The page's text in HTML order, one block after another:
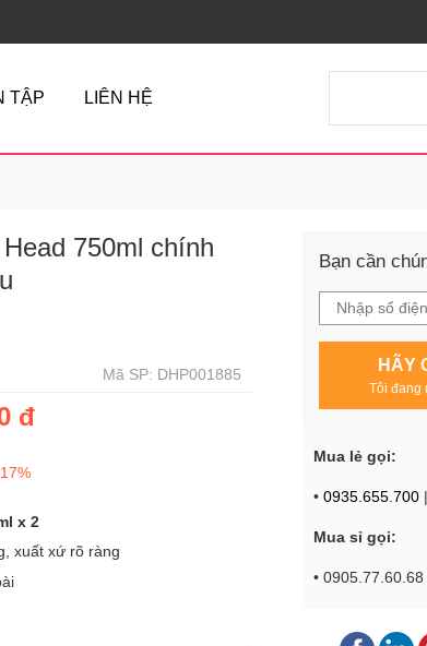
TẬP LIÊN HỆ
750ml chính
Mã SP: DHP001885
đ
x 2
xuất xứ rõ ràng
Bạn cần
HÃY
Tôi đang
Mua lẻ gọi:
• 0935.655.700 |
Mua sỉ gọi:
• 0905.77.60.68